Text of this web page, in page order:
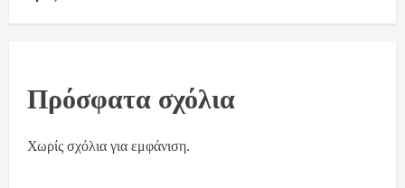
Πρόσφατα σχόλια
Χωρίς σχόλια για εμφάνιση.